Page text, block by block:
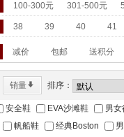
100-300元 301-500元
38 39 40 41
减价 包邮 送积分
销量* 排序：
安全鞋 EVA沙滩鞋 男女
帆船鞋 经典Boston